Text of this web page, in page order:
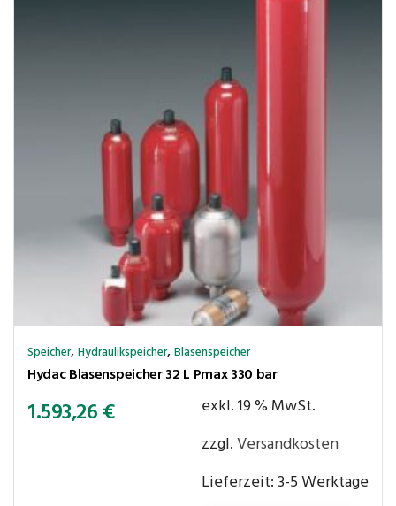
Speicher,Hydraulikspeicher,Blasenspeicher
Hydac Blasenspeicher 32 L Pmax 330 bar
1.593,26€
exkl. 19 % MwSt.
zzgl.Versandkosten
Lieferzeit:3-5 Werktage